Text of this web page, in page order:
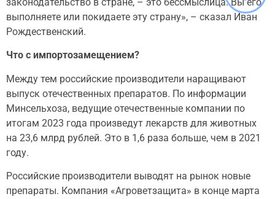
выполняете или покидаете эту страну», – сказал Иван
Рождественский.
Что с импортозамещением?
Между тем российские производители наращивают
выпуск отечественных препаратов. По информации
Минсельхоза, ведущие отечественные компании по
итогам 2023 года произведут лекарств для животных
на 23,6 млрд рублей. Это в 1,6 раза больше, чем в 2021
году.
Российские производители выводят на рынок новые
препараты. Компания «Агроветзащита» в конце марта